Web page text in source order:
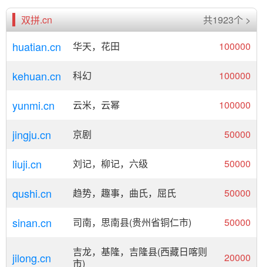
双拼.cn 共1923个 >
huatian.cn 华天，花田 100000
kehuan.cn 科幻 100000
yunmi.cn 云米，云幂 100000
jingju.cn 京剧 50000
liuji.cn 刘记，柳记，六级 50000
qushi.cn 趋势，趣事，曲氏，屈氏 50000
sinan.cn 司南，思南县(贵州省铜仁市) 50000
jilong.cn
吉龙，基隆，吉隆县(西藏日喀则
市)
20000